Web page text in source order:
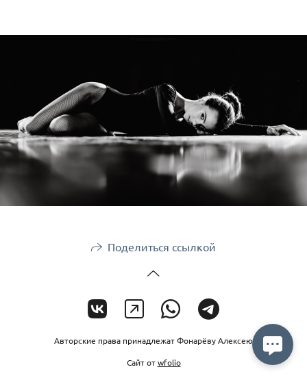
Поделиться ссылкой
Авторские права принадлежат Фонарёву Алексею
Сайт отwfolio